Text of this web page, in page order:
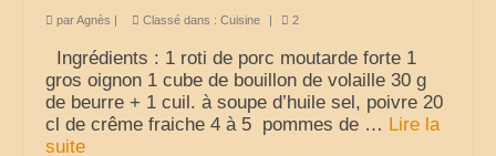
Archives
Liens Favoris
parAgnès | Classé dans : Cuisine | 2
Ingrédients : 1 roti de porc moutarde forte 1
gros oignon 1 cube de bouillon de volaille 30 g
de beurre + 1 cuil. à soupe d’huile sel, poivre 20
cl de crême fraiche 4 à 5 pommes de … Lire la
suite­­